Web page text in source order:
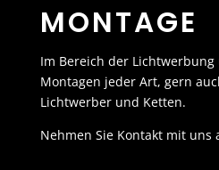
MONTAGE
Im Bereich der
Montagen jeder Art, gern
Lichtwerber und Ketten.
Nehmen Sie Kontakt mit uns